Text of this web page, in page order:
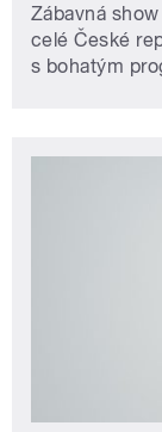
Zábavná
celé České
s bohatým